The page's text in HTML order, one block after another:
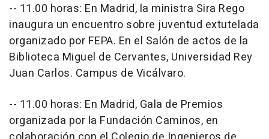
-- 11.00 horas: En Madrid, la ministra Sira Rego
inaugura un encuentro sobre juventud extutelada
organizado por FEPA. En el Salón de actos de la
Biblioteca Miguel de Cervantes, Universidad Rey
Juan Carlos. Campus de Vicálvaro.
-- 11.00 horas: En Madrid, Gala de Premios
organizada por la Fundación Caminos, en